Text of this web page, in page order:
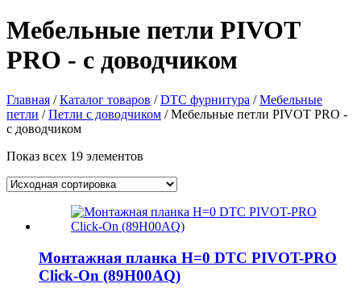
Мебельные петли PIVOT
PRO - с доводчиком
Главная /Каталог товаров /DTC фурнитура /Мебельные
петли /Петли с доводчиком / Мебельные петли PIVOT PRO -
с доводчиком
Показ всех 19 элементов
Монтажная планка H=0 DTC PIVOT-PRO
Click-On (89H00AQ)